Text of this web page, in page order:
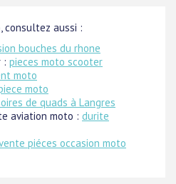
, consultez aussi :
bouches du rhone
: pieces moto scooter
moto
moto
de quads à Langres
aviation moto : durite
piéces occasion moto